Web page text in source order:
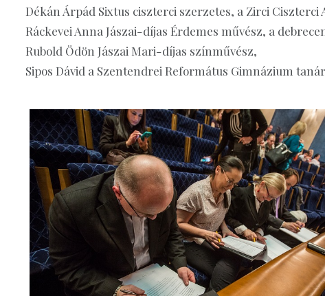
Dékán Árpád Sixtus ciszterci szerzetes, a Zirci Ciszterci
Ráckevei Anna Jászai-díjas Érdemes művész, a
Rubold Ödön Jászai Mari-díjas színművész,
Sipos Dávid a Szentendrei Református Gimnázium